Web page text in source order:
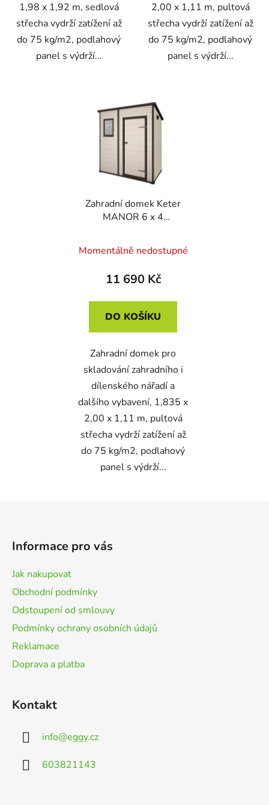
1,98 x 1,92 m, sedlová
střecha vydrží zatížení až
do 75 kg/m2, podlahový
panel s výdrží...
2,00 x 1,11 m, pultová
střecha vydrží zatížení až
do 75 kg/m2, podlahový
panel s výdrží...
Zahradní domek Keter
MANOR 6 x 4
podlahou
Momentálně nedostupné
11 690 Kč
DO KOŠÍKU
Zahradní domek pro
skladování zahradního i
dílenského nářadí a
dalšího vybavení, 1,835 x
2,00 x 1,11 m, pultová
střecha vydrží zatížení až
do 75 kg/m2, podlahový
panel s výdrží...
Informace pro vás
Jak nakupovat
Obchodní podmínky
Odstoupení od smlouvy
Podmínky ochrany osobních údajů
Reklamace
Doprava a platba
Kontakt
info@eggy.cz
603821143